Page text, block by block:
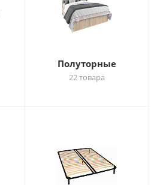
Полуторные
22 товара